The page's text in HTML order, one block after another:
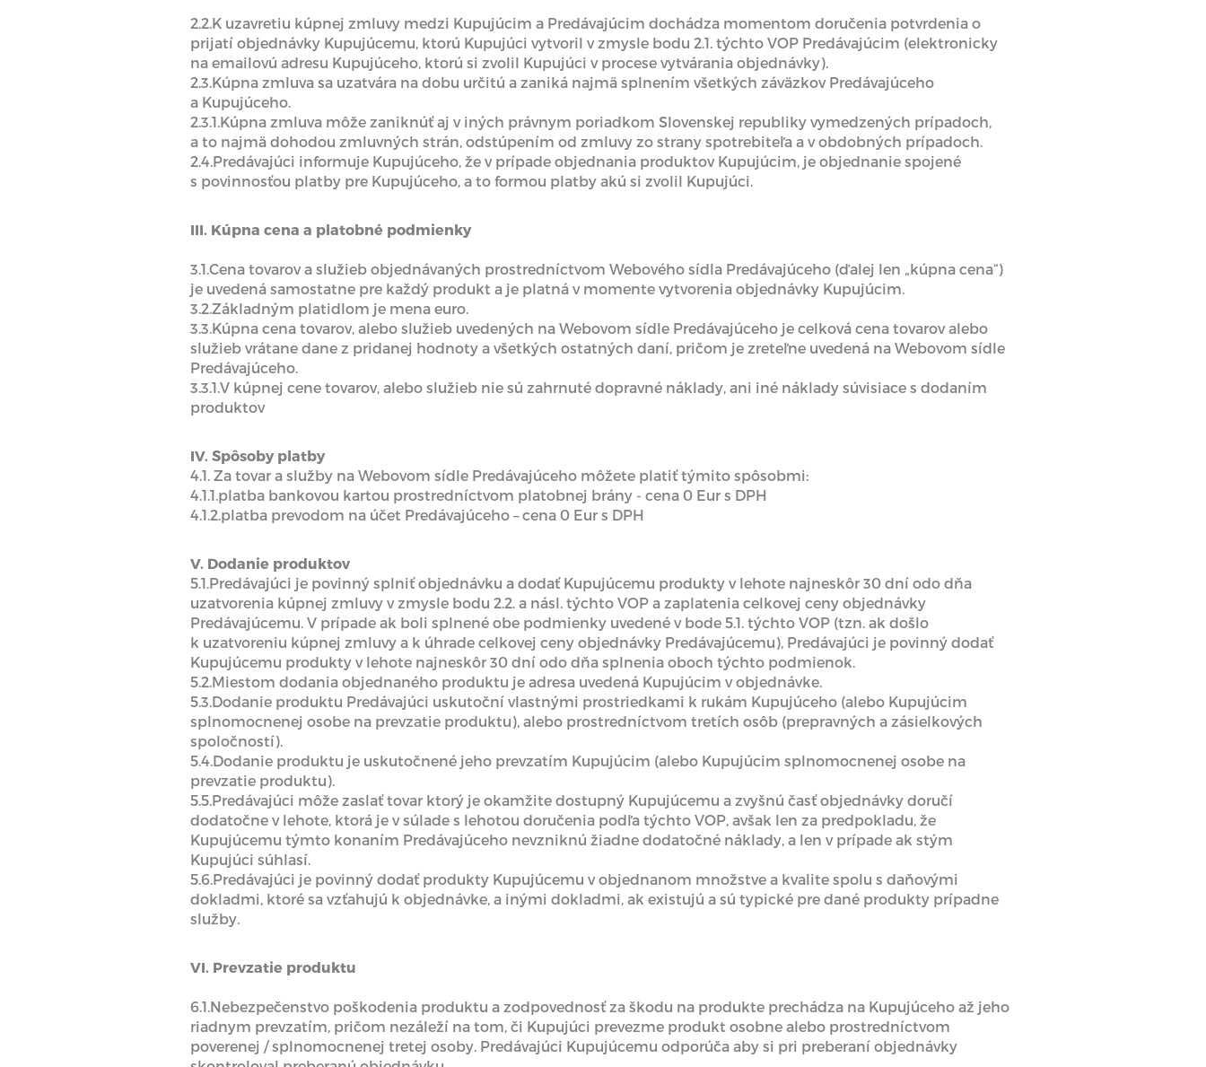
2.2.K uzavretiu kúpnej zmluvy medzi Kupujúcim a Predávajúcim dochádza momentom doručenia potvrdenia o
prijatí objednávky Kupujúcemu, ktorú Kupujúci vytvoril v zmysle bodu 2.1. týchto VOP Predávajúcim (elektronicky
na emailovú adresu Kupujúceho, ktorú si zvolil Kupujúci v procese vytvárania objednávky).
2.3.Kúpna zmluva sa uzatvára na dobu určitú a zaniká najmä splnením všetkých záväzkov Predávajúceho
a Kupujúceho.
2.3.1.Kúpna zmluva môže zaniknúť aj v iných právnym poriadkom Slovenskej republiky vymedzených prípadoch,
a to najmä dohodou zmluvných strán, odstúpením od zmluvy zo strany spotrebiteľa a v obdobných prípadoch.
2.4.Predávajúci informuje Kupujúceho, že v prípade objednania produktov Kupujúcim, je objednanie spojené
s povinnosťou platby pre Kupujúceho, a to formou platby akú si zvolil Kupujúci.
III. Kúpna cena a platobné podmienky
3.1.Cena tovarov a služieb objednávaných prostredníctvom Webového sídla Predávajúceho (ďalej len „kúpna cena“)
je uvedená samostatne pre každý produkt a je platná v momente vytvorenia objednávky Kupujúcim.
3.2.Základným platidlom je mena euro.
3.3.Kúpna cena tovarov, alebo služieb uvedených na Webovom sídle Predávajúceho je celková cena tovarov alebo
služieb vrátane dane z pridanej hodnoty a všetkých ostatných daní, pričom je zreteľne uvedená na Webovom sídle
Predávajúceho.
3.3.1.V kúpnej cene tovarov, alebo služieb nie sú zahrnuté dopravné náklady, ani iné náklady súvisiace s dodaním
produktov
IV. Spôsoby platby
4.1. Za tovar a služby na Webovom sídle Predávajúceho môžete platiť týmito spôsobmi:
4.1.1.platba bankovou kartou prostredníctvom platobnej brány - cena 0 Eur s DPH
4.1.2.platba prevodom na účet Predávajúceho – cena 0 Eur s DPH
V. Dodanie produktov
5.1.Predávajúci je povinný splniť objednávku a dodať Kupujúcemu produkty v lehote najneskôr 30 dní odo dňa
uzatvorenia kúpnej zmluvy v zmysle bodu 2.2. a násl. týchto VOP a zaplatenia celkovej ceny objednávky
Predávajúcemu. V prípade ak boli splnené obe podmienky uvedené v bode 5.1. týchto VOP (tzn. ak došlo
k uzatvoreniu kúpnej zmluvy a k úhrade celkovej ceny objednávky Predávajúcemu), Predávajúci je povinný dodať
Kupujúcemu produkty v lehote najneskôr 30 dní odo dňa splnenia oboch týchto podmienok.
5.2.Miestom dodania objednaného produktu je adresa uvedená Kupujúcim v objednávke.
5.3.Dodanie produktu Predávajúci uskutoční vlastnými prostriedkami k rukám Kupujúceho (alebo Kupujúcim
splnomocnenej osobe na prevzatie produktu), alebo prostredníctvom tretích osôb (prepravných a zásielkových
spoločností).
5.4.Dodanie produktu je uskutočnené jeho prevzatím Kupujúcim (alebo Kupujúcim splnomocnenej osobe na
prevzatie produktu).
5.5.Predávajúci môže zaslať tovar ktorý je okamžite dostupný Kupujúcemu a zvyšnú časť objednávky doručí
dodatočne v lehote, ktorá je v súlade s lehotou doručenia podľa týchto VOP, avšak len za predpokladu, že
Kupujúcemu týmto konaním Predávajúceho nevzniknú žiadne dodatočné náklady, a len v prípade ak stým
Kupujúci súhlasí.
5.6.Predávajúci je povinný dodať produkty Kupujúcemu v objednanom množstve a kvalite spolu s daňovými
dokladmi, ktoré sa vzťahujú k objednávke, a inými dokladmi, ak existujú a sú typické pre dané produkty prípadne
služby.
VI. Prevzatie produktu
6.1.Nebezpečenstvo poškodenia produktu a zodpovednosť za škodu na produkte prechádza na Kupujúceho až jeho
riadnym prevzatím, pričom nezáleží na tom, či Kupujúci prevezme produkt osobne alebo prostredníctvom
poverenej / splnomocnenej tretej osoby. Predávajúci Kupujúcemu odporúča aby si pri preberaní objednávky